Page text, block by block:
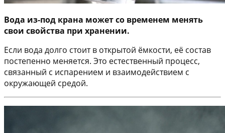
Вода из-под крана может со временем менять
свои свойства при хранении.
Если вода долго стоит в открытой ёмкости, её состав
постепенно меняется. Это естественный процесс,
связанный с испарением и взаимодействием с
окружающей средой.